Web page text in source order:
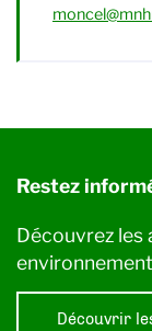
Restez
Découvrez les
environnement
Découvrir